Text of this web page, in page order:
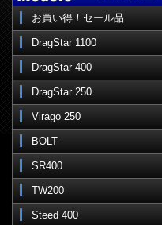
お買い得！セール品
DragStar 1100
DragStar 400
DragStar 250
Virago 250
BOLT
SR400
TW200
Steed 400